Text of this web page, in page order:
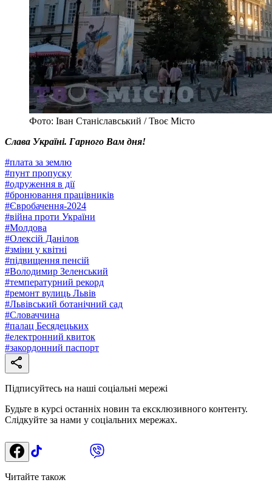
Фото: Іван Станіславський / Твоє Місто
Слава Україні. Гарного Вам дня!
#плата за землю
#пунт пропуску
#одруження в дії
#бронювання працівників
#Євробачення-2024
#війна проти України
#Молдова
#Олексій Данілов
#зміни у квітні
#підвищення пенсій
#Володимир Зеленський
#температурний рекорд
#ремонт вулиць Львів
#Львівський ботанічний сад
#Словаччина
#палац Бесядецьких
#електронний квиток
#закордонний паспорт
Підписуйтесь на наші соціальні мережі
Будьте в курсі останніх новин та ексклюзивного контенту.
Слідкуйте за нами у соціальних мережах.
Читайте також